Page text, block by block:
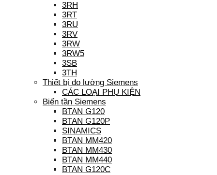
3RH
3RT
3RU
3RV
3RW
3RW5
3SB
3TH
Thiết bị đo lường Siemens
CÁC LOẠI PHỤ KIỆN
Biến tần Siemens
BTAN G120
BTAN G120P
SINAMICS
BTAN MM420
BTAN MM430
BTAN MM440
BTAN G120C